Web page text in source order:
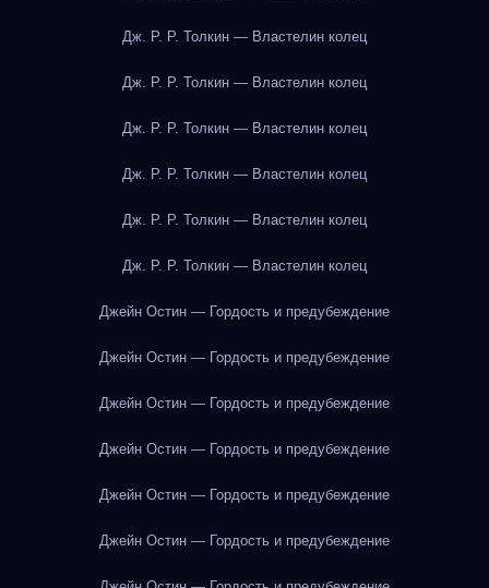
Дж. Р. Р. Толкин — Властелин колец
Дж. Р. Р. Толкин — Властелин колец
Дж. Р. Р. Толкин — Властелин колец
Дж. Р. Р. Толкин — Властелин колец
Дж. Р. Р. Толкин — Властелин колец
Дж. Р. Р. Толкин — Властелин колец
Джейн Остин — Гордость и предубеждение
Джейн Остин — Гордость и предубеждение
Джейн Остин — Гордость и предубеждение
Джейн Остин — Гордость и предубеждение
Джейн Остин — Гордость и предубеждение
Джейн Остин — Гордость и предубеждение